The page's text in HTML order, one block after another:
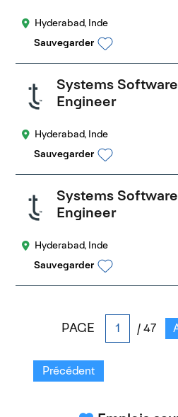
Hyderabad, Inde
Sauvegarder
Systems
Engineer
Hyderabad, Inde
Sauvegarder
Systems
Engineer
Hyderabad, Inde
Sauvegarder
PAGE / 47
Précédent